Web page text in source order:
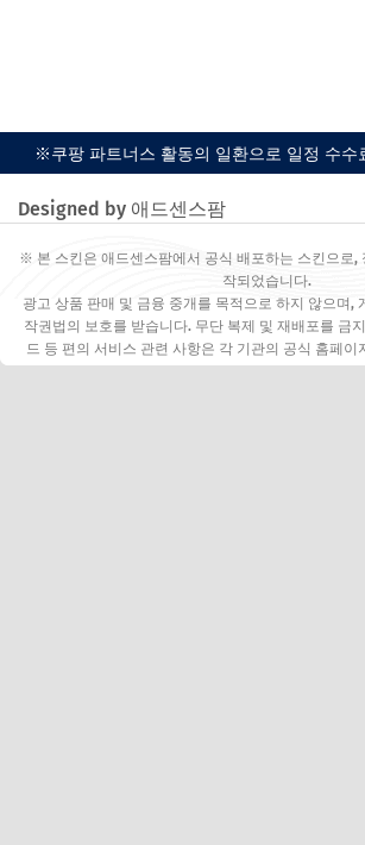
※쿠팡 파트너스 활동의 일환으로 일정 수수
Designed by 애드센스팜
※ 본 스킨은 애드센스팜에서 공식 배포하는 스킨으로,
작되었습니다.
광고 상품 판매 및 금융 중개를 목적으로 하지 않으며,
작권법의 보호를 받습니다. 무단 복제 및 재배포를 금
드 등 편의 서비스 관련 사항은 각 기관의 공식 홈페이
다.